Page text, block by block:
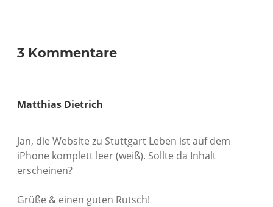
3 Kommentare
Matthias Dietrich
Jan, die Website zu Stuttgart Leben ist auf dem
iPhone komplett leer (weiß). Sollte da Inhalt
erscheinen?
Grüße & einen guten Rutsch!